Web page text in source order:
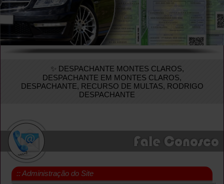
✨ DESPACHANTE MONTES CLAROS,
DESPACHANTE EM MONTES CLAROS,
DESPACHANTE, RECURSO DE MULTAS, RODRIGO
DESPACHANTE
:: Administração do Site